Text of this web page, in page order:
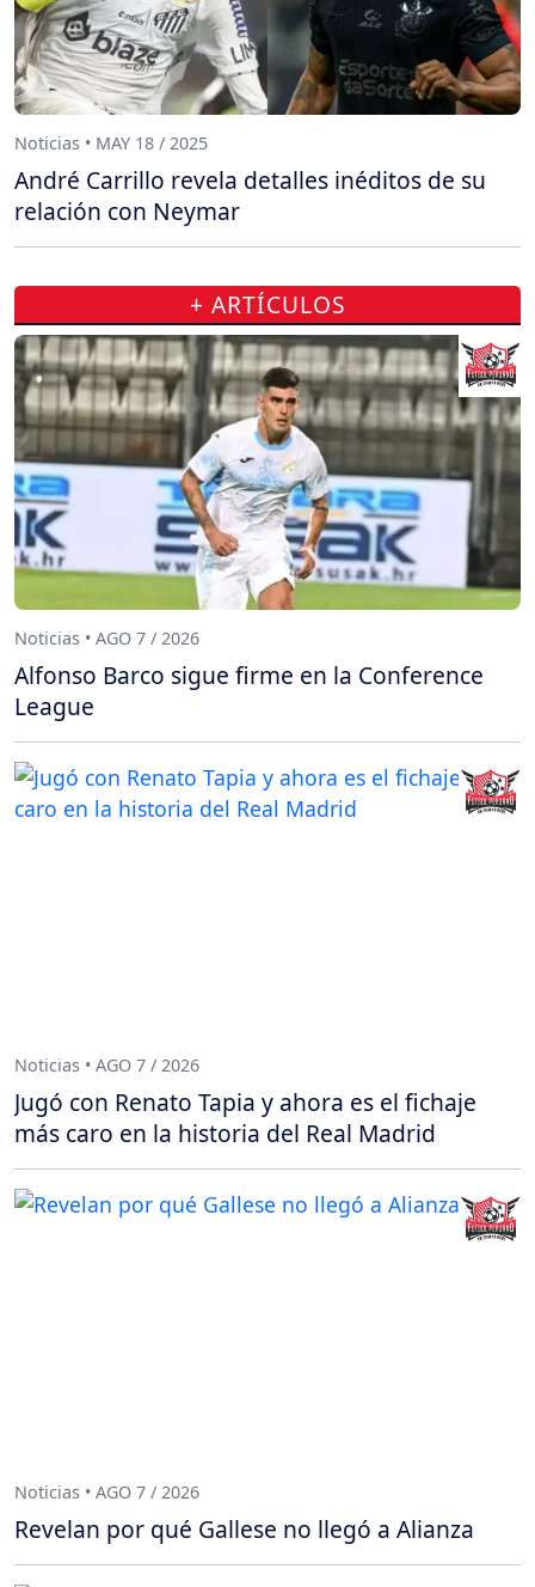
Noticias • MAY 18 / 2025
André Carrillo revela detalles inéditos de su
relación con Neymar
+ ARTÍCULOS
Noticias • AGO 7 / 2026
Alfonso Barco sigue firme en la Conference
League
Noticias • AGO 7 / 2026
Jugó con Renato Tapia y ahora es el fichaje
más caro en la historia del Real Madrid
Noticias • AGO 7 / 2026
Revelan por qué Gallese no llegó a Alianza